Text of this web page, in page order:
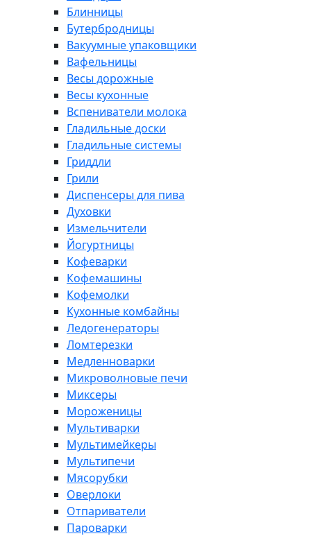
Блинницы
Бутербродницы
Вакуумные упаковщики
Вафельницы
Весы дорожные
Весы кухонные
Вспениватели молока
Гладильные доски
Гладильные системы
Гриддли
Грили
Диспенсеры для пива
Духовки
Измельчители
Йогуртницы
Кофеварки
Кофемашины
Кофемолки
Кухонные комбайны
Ледогенераторы
Ломтерезки
Медленноварки
Микроволновые печи
Миксеры
Мороженицы
Мультиварки
Мультимейкеры
Мультипечи
Мясорубки
Оверлоки
Отпариватели
Пароварки